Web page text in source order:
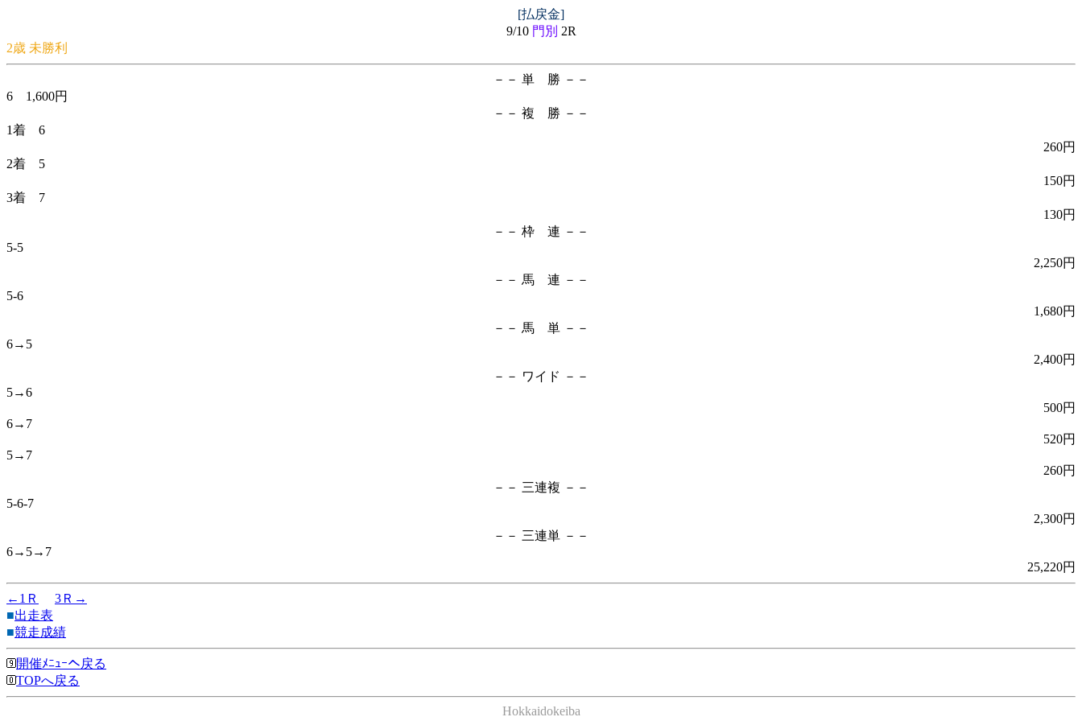
[払戻金]
9/10 門別 2R
2歳 未勝利
－－ 単 勝 －－
6 1,600円
－－ 複 勝 －－
1着 6
260円
2着 5
150円
3着 7
130円
－－ 枠 連 －－
5-5
2,250円
－－ 馬 連 －－
5-6
1,680円
－－ 馬 単 －－
6→5
2,400円
－－ ワイド －－
5→6
500円
6→7
520円
5→7
260円
－－ 三連複 －－
5-6-7
2,300円
－－ 三連単 －－
6→5→7
25,220円
←1Ｒ
3Ｒ→
■出走表
■競走成績
開催ﾒﾆｭｰへ戻る
TOPへ戻る
Hokkaidokeiba